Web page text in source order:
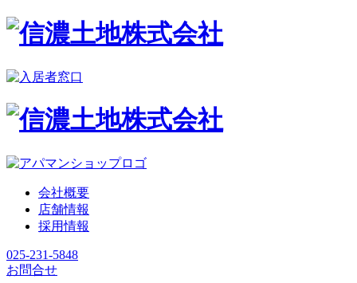
会社概要
店舗情報
採用情報
025-231-5848
お問合せ